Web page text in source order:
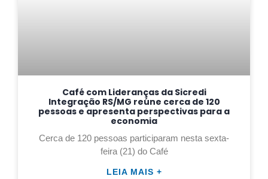
Café com Lideranças da Sicredi
Integração RS/MG reúne cerca de 120
pessoas e apresenta perspectivas para a
economia
Cerca de 120 pessoas participaram nesta sexta-
feira (21) do Café
LEIA MAIS +